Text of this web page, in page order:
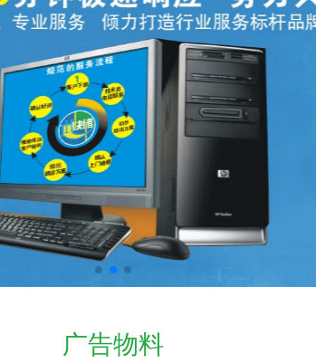
广告物料